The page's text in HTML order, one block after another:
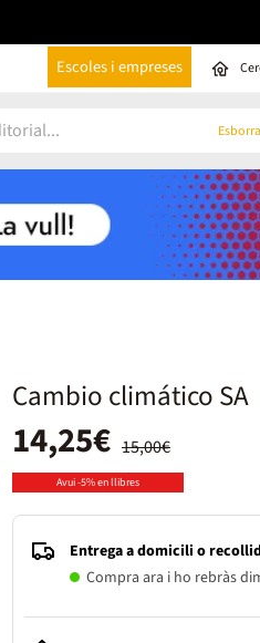
Escoles i empreses
Cambio climático SA
15,00€
14,25€
Avui -5% en llibres
Entrega a domicili o
Compra ara i ho rebràs